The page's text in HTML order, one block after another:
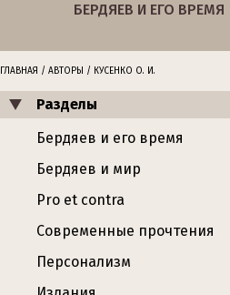
БЕРДЯЕВ И ЕГО ВРЕМЯ
ГЛАВНАЯ / АВТОРЫ / КУСЕНКО О. И.
Разделы
Бердяев и его время
Бердяев и мир
Pro et contra
Современные прочтения
Персонализм